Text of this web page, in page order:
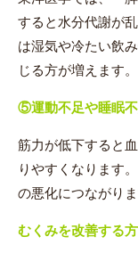
すると水分代謝が
は湿気や冷たい飲
じる方が増えます。
⑤運動不足や睡眠
筋力が低下すると
りやすくなります
の悪化につながりま
むくみを改善する